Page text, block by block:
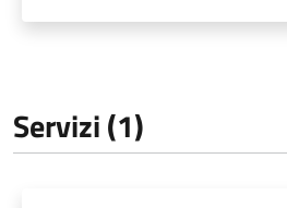
Servizi (1)